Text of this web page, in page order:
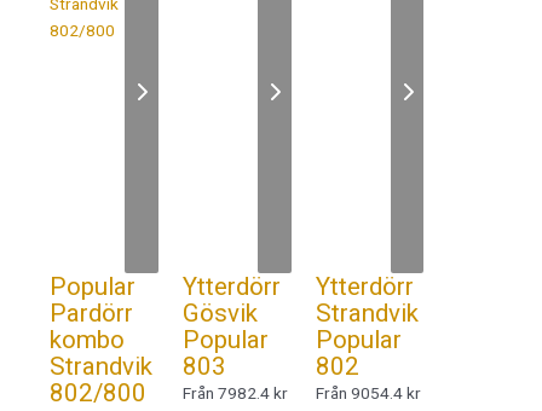
Popular
Pardörr
kombo
Strandvik
802/800
Ytterdörr
Gösvik
Popular
803
Från 7982.4 kr
Ytterdörr
Strandvik
Popular
802
Från 9054.4 kr